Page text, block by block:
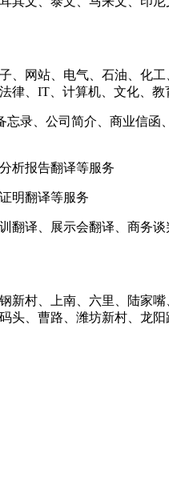
、网站、电气、石油、化
、IT、计算机、文化、教
录、公司简介、商业信
析报告翻译等服务
明翻译等服务
译、展示会翻译、商务
新村、上南、六里、陆家
、曹路、潍坊新村、龙